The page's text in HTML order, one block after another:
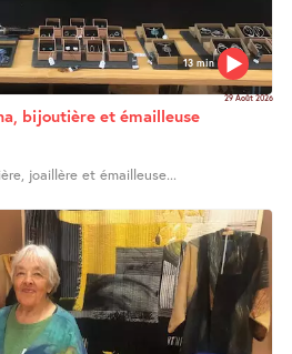
13 min
29 Août 2026
bijoutière et émailleuse
joaillère et émailleuse...